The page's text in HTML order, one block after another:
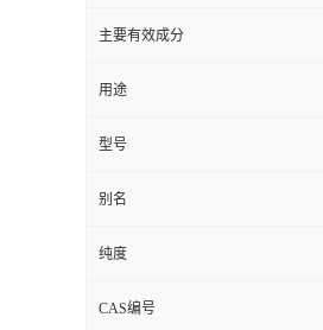
主要有效成分
用途
型号
别名
纯度
CAS编号